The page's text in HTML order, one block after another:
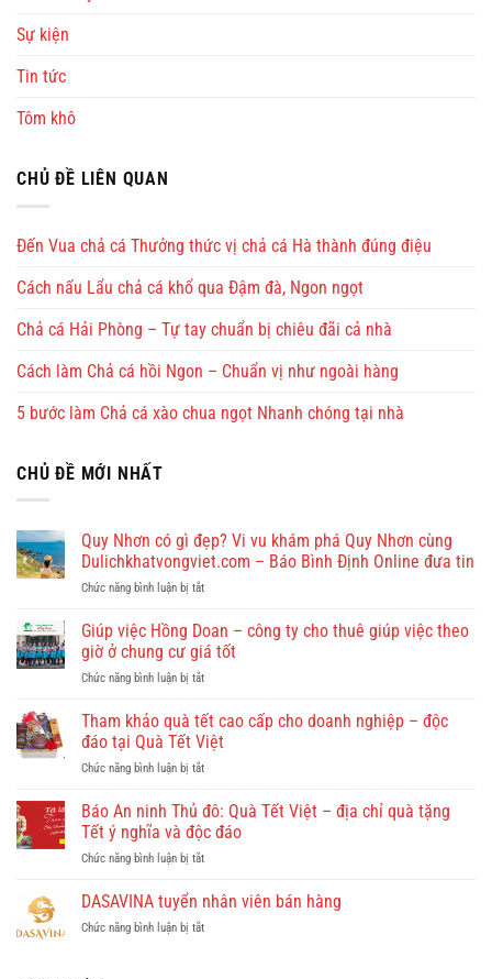
Sự kiện
Tin tức
Tôm khô
CHỦ ĐỀ LIÊN QUAN
Đến Vua chả cá Thưởng thức vị chả cá Hà thành đúng điệu
Cách nấu Lẩu chả cá khổ qua Đậm đà, Ngon ngọt
Chả cá Hải Phòng – Tự tay chuẩn bị chiêu đãi cả nhà
Cách làm Chả cá hồi Ngon – Chuẩn vị như ngoài hàng
5 bước làm Chả cá xào chua ngọt Nhanh chóng tại nhà
CHỦ ĐỀ MỚI NHẤT
Quy Nhơn có gì đẹp? Vi vu khám phá Quy Nhơn cùng
Dulichkhatvongviet.com – Báo Bình Định Online đưa tin
Chức năng bình luận bị tắtở
Nhơn
có
gì
đẹp?
vu
khám
phá
Quy
cùng
Dulichkhatvongviet.com
Định
Online
Giúp việc Hồng Doan – công ty cho thuê giúp việc theo
giờ ở chung cư giá tốt
Chức năng bình luận bị tắtở
việc
Hồng
Doan
–
ty
cho
giúp
theo
Tham khảo quà tết cao cấp cho doanh nghiệp – độc
đáo tại Quà Tết Việt
Chức năng bình luận bị tắtở
khảo
quà
tết
cao
cho
nghiệp
Báo An ninh Thủ đô: Quà Tết Việt – địa chỉ quà tặng
Tết ý nghĩa và độc đáo
Chức năng bình luận bị tắtở
An
Thủ
DASAVINA tuyển nhân viên bán hàng
Chức năng bình luận bị tắtở